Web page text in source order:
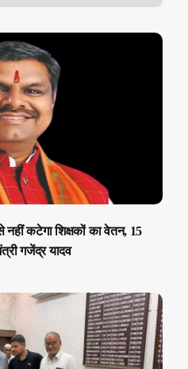
कटेगा शिक्षकों का वेतन, 15
गजेंद्र यादव